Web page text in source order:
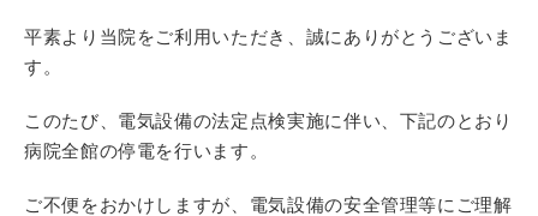
平素より当院をご利用いただき、誠にありがとうございま
す。
このたび、電気設備の法定点検実施に伴い、下記のとおり
病院全館の停電を行います。
ご不便をおかけしますが、電気設備の安全管理等にご理解